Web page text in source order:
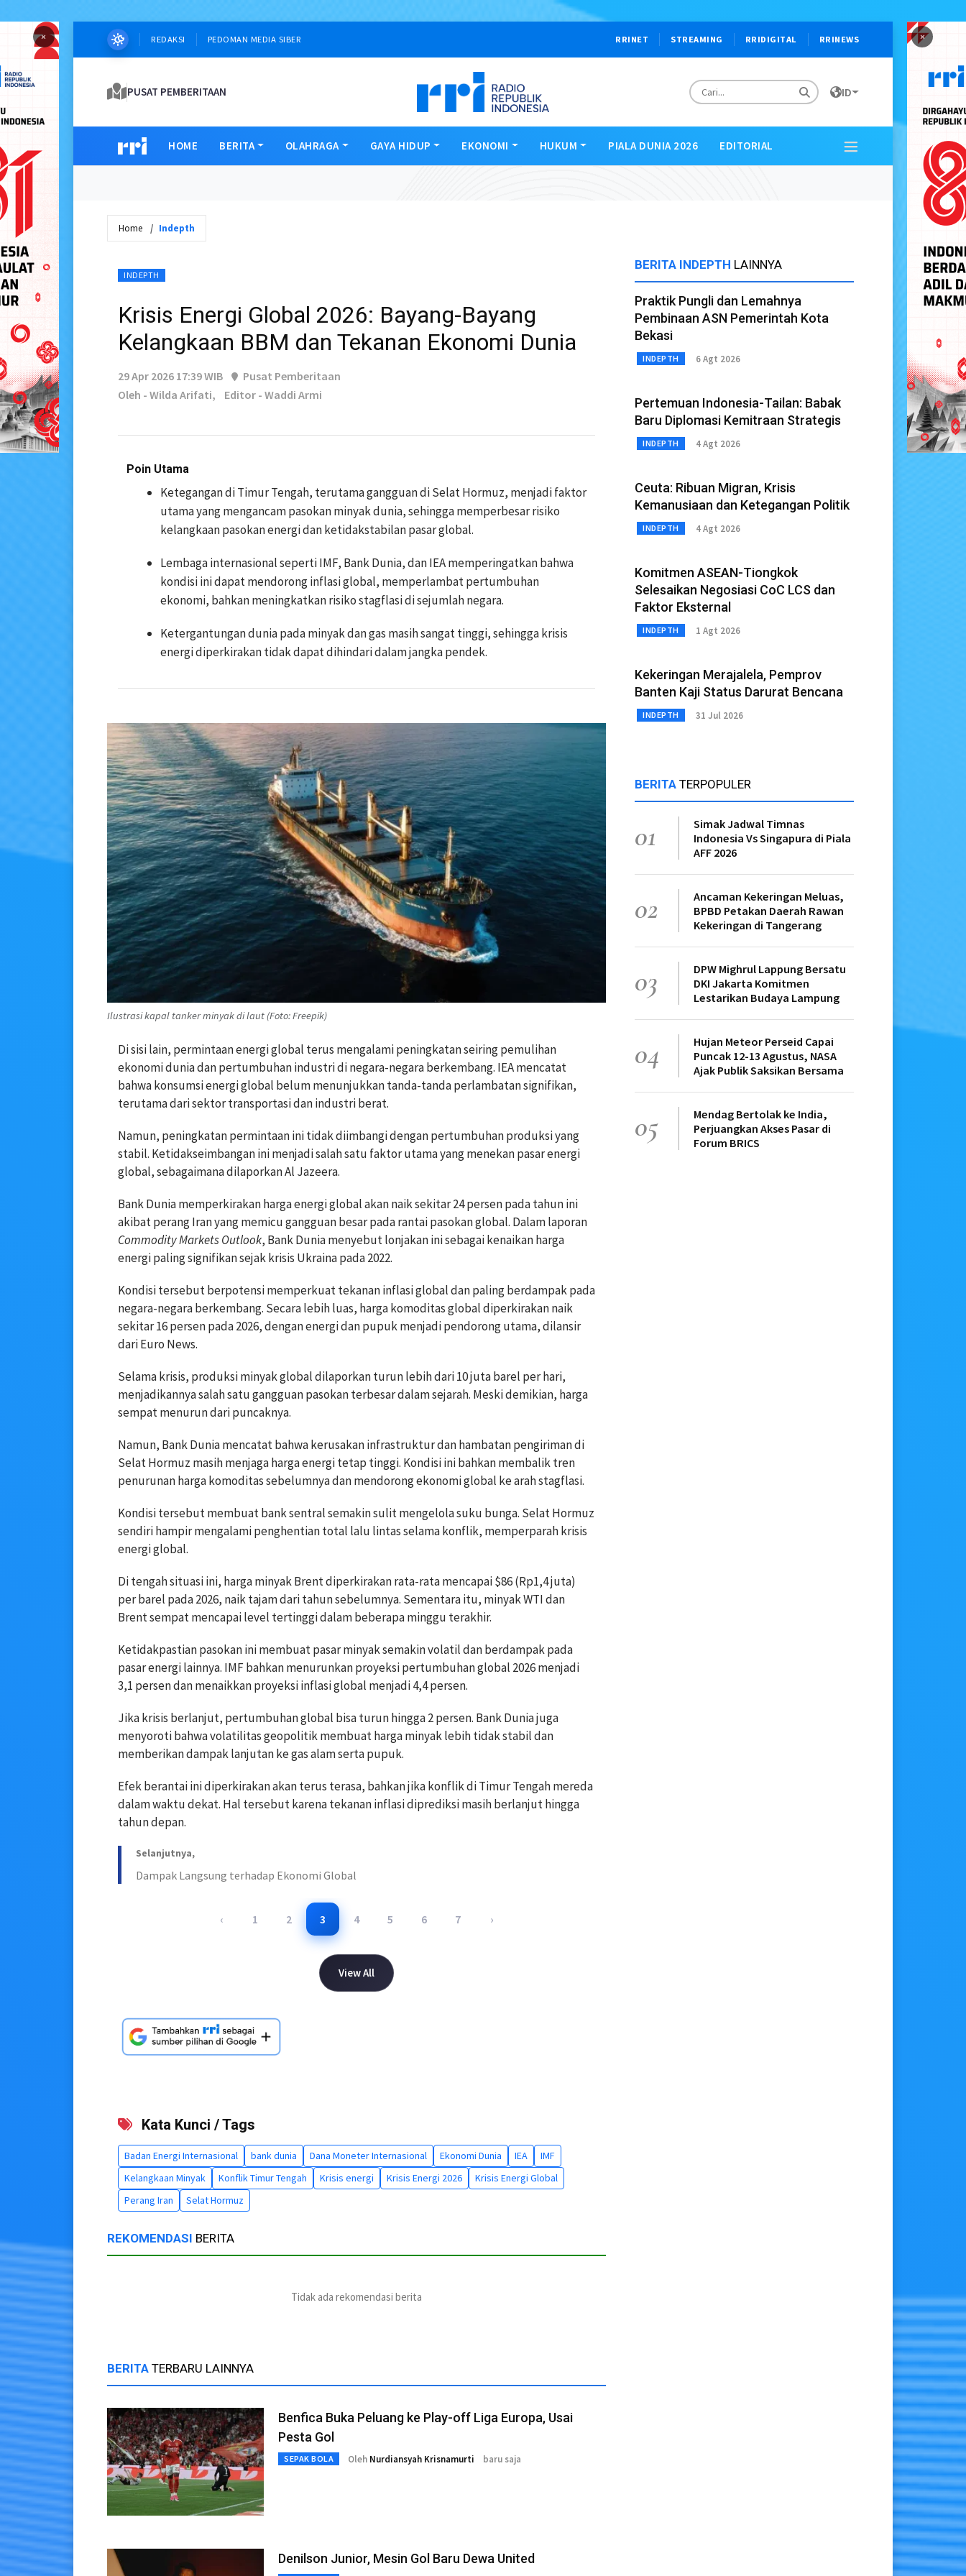
× ×
REDAKSI PEDOMAN MEDIA SIBER RRINET STREAMING RRIDIGITAL RRINEWS
PUSAT PEMBERITAAN ID
HOME BERITA OLAHRAGA GAYA HIDUP EKONOMI HUKUM PIALA DUNIA 2026 EDITORIAL
Home Indepth
INDEPTH
Krisis Energi Global 2026: Bayang-Bayang
Kelangkaan BBM dan Tekanan Ekonomi Dunia
29 Apr 2026 17:39 WIB
Pusat Pemberitaan
Oleh - Wilda Arifati,
Editor - Waddi Armi
Poin Utama
Ketegangan di Timur Tengah, terutama gangguan di Selat Hormuz, menjadi faktor
utama yang mengancam pasokan minyak dunia, sehingga memperbesar risiko
kelangkaan pasokan energi dan ketidakstabilan pasar global.
Lembaga internasional seperti IMF, Bank Dunia, dan IEA memperingatkan bahwa
kondisi ini dapat mendorong inflasi global, memperlambat pertumbuhan
ekonomi, bahkan meningkatkan risiko stagflasi di sejumlah negara.
Ketergantungan dunia pada minyak dan gas masih sangat tinggi, sehingga krisis
energi diperkirakan tidak dapat dihindari dalam jangka pendek.
Ilustrasi kapal tanker minyak di laut (Foto: Freepik)
Di sisi lain, permintaan energi global terus mengalami peningkatan seiring pemulihan
ekonomi dunia dan pertumbuhan industri di negara-negara berkembang. IEA mencatat
bahwa konsumsi energi global belum menunjukkan tanda-tanda perlambatan signifikan,
terutama dari sektor transportasi dan industri berat.
Namun, peningkatan permintaan ini tidak diimbangi dengan pertumbuhan produksi yang
stabil. Ketidakseimbangan ini menjadi salah satu faktor utama yang menekan pasar energi
global, sebagaimana dilaporkan Al Jazeera.
Bank Dunia memperkirakan harga energi global akan naik sekitar 24 persen pada tahun ini
akibat perang Iran yang memicu gangguan besar pada rantai pasokan global. Dalam laporan
Commodity Markets Outlook, Bank Dunia menyebut lonjakan ini sebagai kenaikan harga
energi paling signifikan sejak krisis Ukraina pada 2022.
Kondisi tersebut berpotensi memperkuat tekanan inflasi global dan paling berdampak pada
negara-negara berkembang. Secara lebih luas, harga komoditas global diperkirakan naik
sekitar 16 persen pada 2026, dengan energi dan pupuk menjadi pendorong utama, dilansir
dari Euro News.
Selama krisis, produksi minyak global dilaporkan turun lebih dari 10 juta barel per hari,
menjadikannya salah satu gangguan pasokan terbesar dalam sejarah. Meski demikian, harga
sempat menurun dari puncaknya.
Namun, Bank Dunia mencatat bahwa kerusakan infrastruktur dan hambatan pengiriman di
Selat Hormuz masih menjaga harga energi tetap tinggi. Kondisi ini bahkan membalik tren
penurunan harga komoditas sebelumnya dan mendorong ekonomi global ke arah stagflasi.
Kondisi tersebut membuat bank sentral semakin sulit mengelola suku bunga. Selat Hormuz
sendiri hampir mengalami penghentian total lalu lintas selama konflik, memperparah krisis
energi global.
Di tengah situasi ini, harga minyak Brent diperkirakan rata-rata mencapai $86 (Rp1,4 juta)
per barel pada 2026, naik tajam dari tahun sebelumnya. Sementara itu, minyak WTI dan
Brent sempat mencapai level tertinggi dalam beberapa minggu terakhir.
Ketidakpastian pasokan ini membuat pasar minyak semakin volatil dan berdampak pada
pasar energi lainnya. IMF bahkan menurunkan proyeksi pertumbuhan global 2026 menjadi
3,1 persen dan menaikkan proyeksi inflasi global menjadi 4,4 persen.
Jika krisis berlanjut, pertumbuhan global bisa turun hingga 2 persen. Bank Dunia juga
menyoroti bahwa volatilitas geopolitik membuat harga minyak lebih tidak stabil dan
memberikan dampak lanjutan ke gas alam serta pupuk.
Efek berantai ini diperkirakan akan terus terasa, bahkan jika konflik di Timur Tengah mereda
dalam waktu dekat. Hal tersebut karena tekanan inflasi diprediksi masih berlanjut hingga
tahun depan.
Selanjutnya,
Dampak Langsung terhadap Ekonomi Global
‹ 1 2 3 4 5 6 7 ›
View All
Kata Kunci / Tags
Badan Energi Internasional bank dunia Dana Moneter Internasional Ekonomi Dunia IEA
IMF
Kelangkaan Minyak
Konflik Timur Tengah Krisis energi Krisis Energi 2026
Krisis Energi Global
Perang Iran
Selat Hormuz
REKOMENDASI BERITA
Tidak ada rekomendasi berita
BERITA TERBARU LAINNYA
Benfica Buka Peluang ke Play-off Liga Europa, Usai
Pesta Gol
SEPAK BOLA Oleh Nurdiansyah Krisnamurti baru saja
Denilson Junior, Mesin Gol Baru Dewa United
BERITA INDEPTH LAINNYA
Praktik Pungli dan Lemahnya
Pembinaan ASN Pemerintah Kota
Bekasi
INDEPTH 6 Agt 2026
Pertemuan Indonesia-Tailan: Babak
Baru Diplomasi Kemitraan Strategis
INDEPTH 4 Agt 2026
Ceuta: Ribuan Migran, Krisis
Kemanusiaan dan Ketegangan Politik
INDEPTH 4 Agt 2026
Komitmen ASEAN-Tiongkok
Selesaikan Negosiasi CoC LCS dan
Faktor Eksternal
INDEPTH 1 Agt 2026
Kekeringan Merajalela, Pemprov
Banten Kaji Status Darurat Bencana
INDEPTH 31 Jul 2026
BERITA TERPOPULER
01
Simak Jadwal Timnas
Indonesia Vs Singapura di Piala
AFF 2026
02
Ancaman Kekeringan Meluas,
BPBD Petakan Daerah Rawan
Kekeringan di Tangerang
03
DPW Mighrul Lappung Bersatu
DKI Jakarta Komitmen
Lestarikan Budaya Lampung
04
Hujan Meteor Perseid Capai
Puncak 12-13 Agustus, NASA
Ajak Publik Saksikan Bersama
05
Mendag Bertolak ke India,
Perjuangkan Akses Pasar di
Forum BRICS